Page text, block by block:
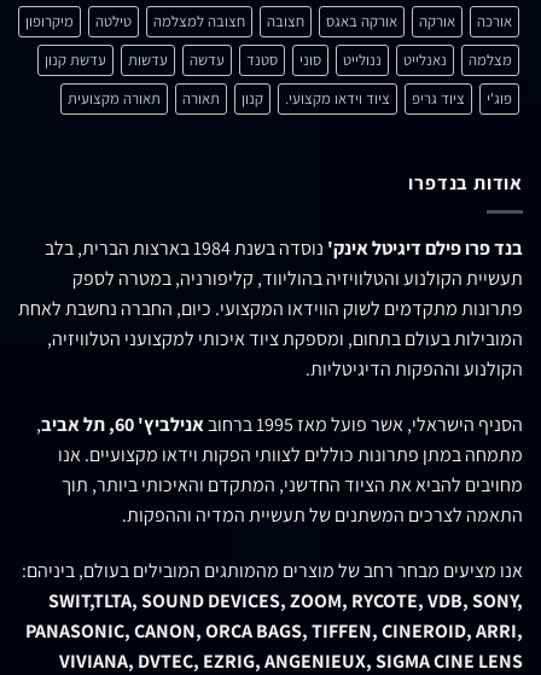
אורכה
אורקה אורקה באגס חצובה חצובה למצלמה טילטה
מיקרופון
מצלמה
נאנלייט ננולייט סוני סטנד עדשה עדשות
עדשת קנון
פוג'י
ציוד גריפ ציוד וידאו מקצועי. קנון תאורה תאורה מקצועית
אודות בנדפרו
בנד פרו פילם דיגיטל אינק'
נוסדה בשנת 1984 בארצות הברית, בלב
תעשיית הקולנוע והטלוויזיה בהוליווד, קליפורניה, במטרה לספק
פתרונות מתקדמים לשוק הווידאו המקצועי. כיום, החברה נחשבת לאחת
המובילות בעולם בתחום, ומספקת ציוד איכותי למקצועני הטלוויזיה,
הקולנוע וההפקות הדיגיטליות.
הסניף הישראלי, אשר פועל מאז 1995 ברחוב אנילביץ' 60, תל אביב
,
מתמחה במתן פתרונות כוללים לצוותי הפקות וידאו מקצועיים. אנו
מחויבים להביא את הציוד החדשני, המתקדם והאיכותי ביותר, תוך
התאמה לצרכים המשתנים של תעשיית המדיה וההפקות.
אנו מציעים מבחר רחב של מוצרים מהמותגים המובילים בעולם, ביניהם:
SWIT,TLTA, SOUND DEVICES, ZOOM, RYCOTE, VDB, SONY,
PANASONIC, CANON, ORCA BAGS, TIFFEN, CINEROID, ARRI,
VIVIANA, DVTEC, EZRIG, ANGENIEUX, SIGMA CINE LENS